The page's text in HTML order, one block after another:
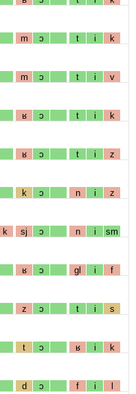
m ɔ t i k
m ɔ t i v
ʁ ɔ t i k
ʁ ɔ t i z
k ɔ n i z
k sj ɔ n i sm
ʁ ɔ gl i f
z ɔ t i s
t ɔ ʁ i k
d ɔ f i l